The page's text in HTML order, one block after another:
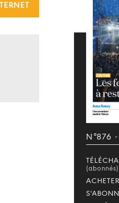
N°876 -
(abonnés)
ACHETER